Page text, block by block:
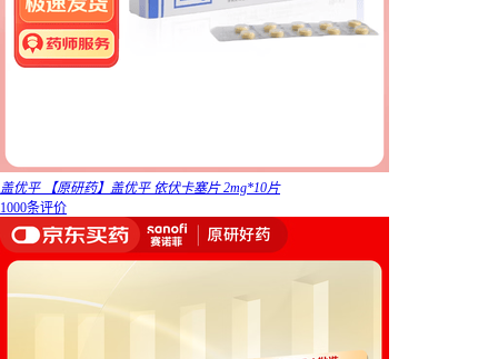
盖优平 【原研药】盖优平 依伏卡塞片 2mg*10片
1000条评价